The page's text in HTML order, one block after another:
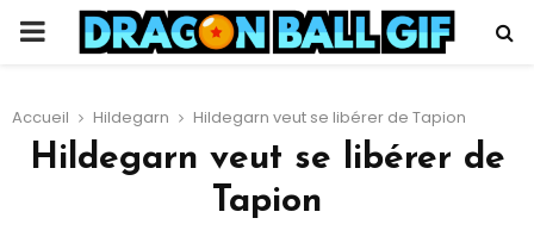
PRIMARY
Accueil Hildegarn Hildegarn veut se libérer de Tapion
Hildegarn veut se libérer de
Tapion